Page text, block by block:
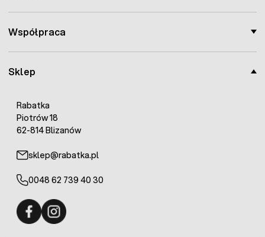
Sklep
Rabatka
Piotrów 18
62-814 Blizanów
sklep@rabatka.pl
0048 62 739 40 30
Współpraca